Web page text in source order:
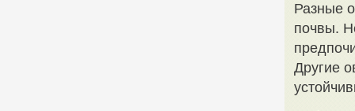
Разные
почвы.
Другие